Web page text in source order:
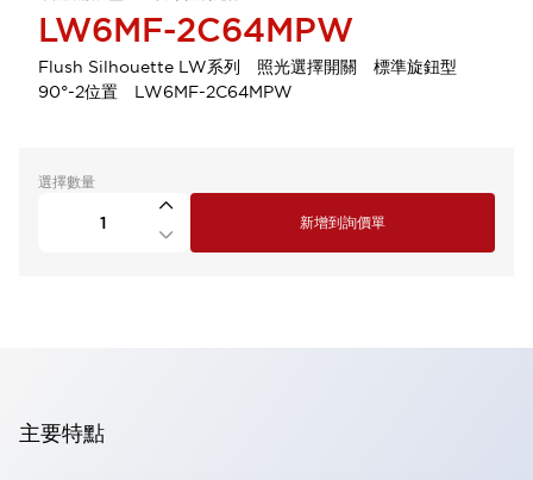
LW6MF-2C64MPW
Flush Silhouette LW系列 照光選擇開關 標準旋鈕型
90°-2位置 LW6MF-2C64MPW
選擇數量
新增到詢價單
主要特點